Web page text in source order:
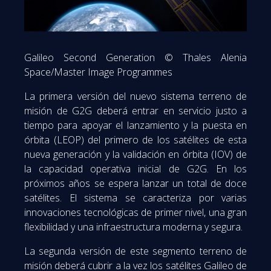
Galileo Second Generation © Thales Alenia
Space/Master Image Programmes
La primera versión del nuevo sistema terreno de
misión de G2G deberá entrar en servicio justo a
tiempo para apoyar el lanzamiento y la puesta en
órbita (LEOP) del primero de los satélites de esta
nueva generación y la validación en órbita (IOV) de
la capacidad operativa inicial de G2G. En los
próximos años se espera lanzar un total de doce
satélites. El sistema se caracteriza por varias
innovaciones tecnológicas de primer nivel, una gran
flexibilidad y una infraestructura moderna y segura.
La segunda versión de este segmento terreno de
misión deberá cubrir a la vez los satélites Galileo de